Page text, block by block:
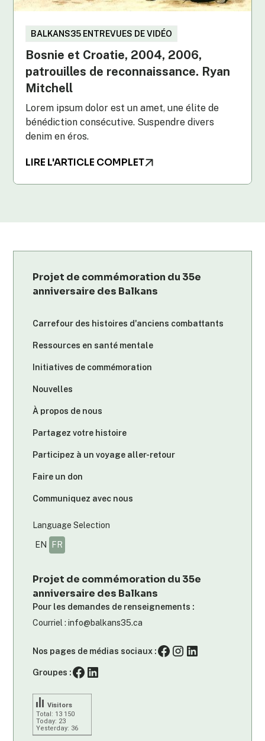
BALKANS35 ENTREVUES DE VIDÉO
Bosnie et Croatie, 2004, 2006,
patrouilles de reconnaissance. Ryan
Mitchell
Lorem ipsum dolor est un amet, une élite de
bénédiction consécutive. Suspendre divers
denim en éros.
LIRE L'ARTICLE COMPLET
Projet de commémoration du 35e
anniversaire des Balkans
Pour les demandes de renseignements :
Courriel : info@balkans35.ca
Nos pages de médias sociaux :
Groupes :
Total: 13 150
Today: 23
Yesterday: 36
Visitors
Projet de commémoration du 35e
anniversaire des Balkans
Carrefour des histoires d'anciens combattants
Ressources en santé mentale
Initiatives de commémoration
Nouvelles
À propos de nous
Partagez votre histoire
Participez à un voyage aller-retour
Faire un don
Communiquez avec nous
Language Selection
EN FR